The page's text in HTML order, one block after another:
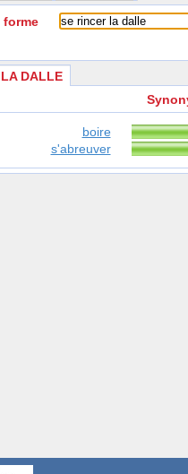
forme
DALLE
boire
s'abreuver